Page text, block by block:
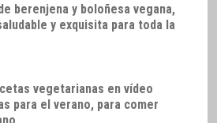
berenjena y boloñesa vegana,
y exquisita para toda la
vegetarianas en vídeo
para el verano, para comer